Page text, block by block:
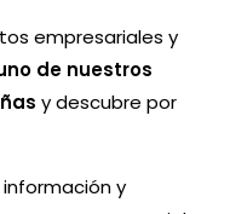
empresariales y
de nuestros
y descubre por
y